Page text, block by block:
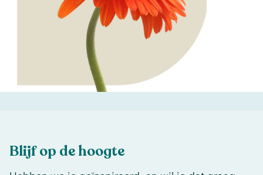
Blijf op de hoogte